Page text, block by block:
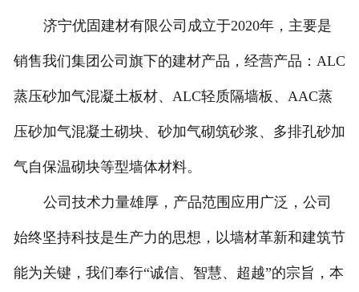
济宁优固建材有限公司成立于2020年，主要是
销售我们集团公司旗下的建材产品，经营产品：ALC
蒸压砂加气混凝土板材、ALC轻质隔墙板、AAC蒸
压砂加气混凝土砌块、砂加气砌筑砂浆、多排孔砂加
气自保温砌块等型墙体材料。
公司技术力量雄厚，产品范围应用广泛，公司
始终坚持科技是生产力的思想，以墙材革新和建筑节
能为关键，我们奉行“诚信、智慧、超越”的宗旨，本